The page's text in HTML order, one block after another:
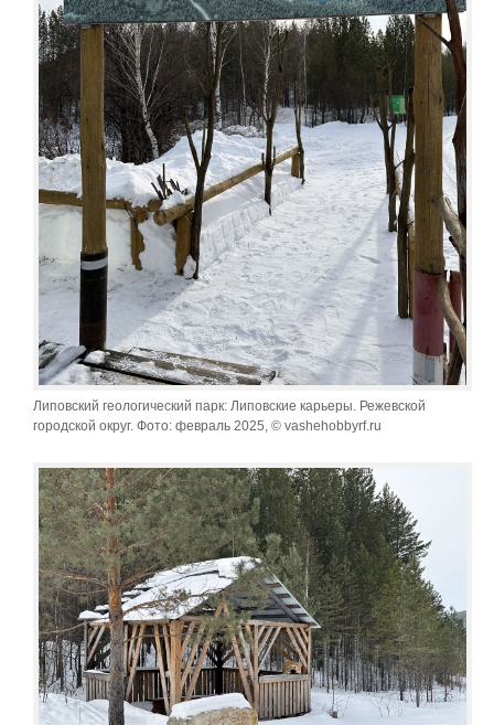
Липовский геологический парк: Липовские карьеры. Режевской
городской округ. Фото: февраль 2025, © vashehobbyrf.ru